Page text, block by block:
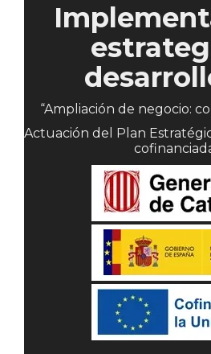
“Ampliación de negocio:
Actuación del Plan